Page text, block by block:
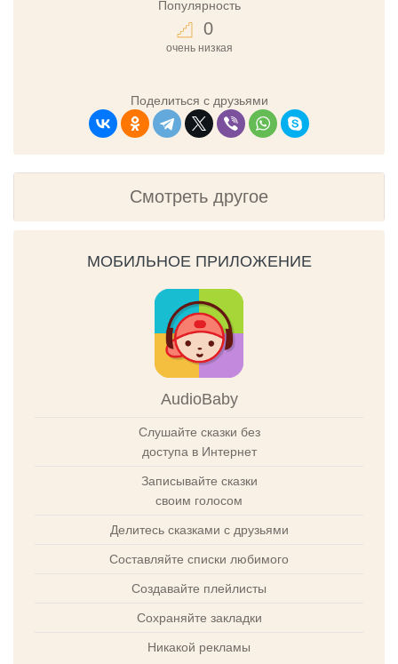
Популярность
0
очень низкая
Поделиться с друзьями
Смотреть другое
МОБИЛЬНОЕ ПРИЛОЖЕНИЕ
AudioBaby
Слушайте сказки без
доступа в Интернет
Записывайте сказки
своим голосом
Делитесь сказками с друзьями
Составляйте списки любимого
Создавайте плейлисты
Сохраняйте закладки
Никакой рекламы